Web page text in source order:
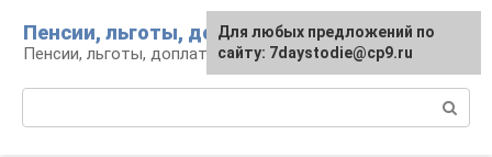
контенту
Пенсии, льготы, доплаты
Пенсии, льготы, доплаты: вопросы и инфо
Для любых предложений по
сайту: 7daystodie@cp9.ru